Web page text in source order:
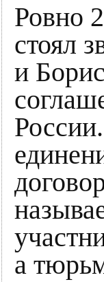
Ровно
стоял
и
а